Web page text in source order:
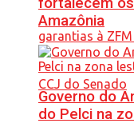
Amazônia
Governo do
do Pelci na